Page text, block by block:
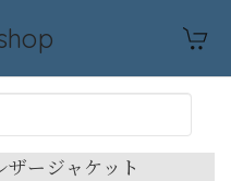
ージャケット